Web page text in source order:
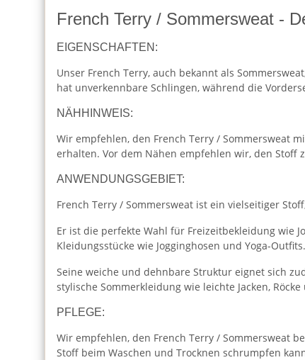
French Terry / Sommersweat -
EIGENSCHAFTEN:
Unser French Terry, auch bekannt als
hat unverkennbare Schlingen, während die
NÄHHINWEIS:
Wir empfehlen, den French Terry / Sommersweat
erhalten. Vor dem Nähen empfehlen wir, den Stoff
ANWENDUNGSGEBIET:
French Terry / Sommersweat ist ein vielseitiger
Er ist die perfekte Wahl für Freizeitbekleidung wie
Kleidungsstücke wie Jogginghosen und Yoga-Outfits.
Seine weiche und dehnbare Struktur eignet sich
stylische Sommerkleidung wie leichte Jacken,
PFLEGE:
Wir empfehlen, den French Terry / Sommersweat
Stoff beim Waschen und Trocknen schrumpfen